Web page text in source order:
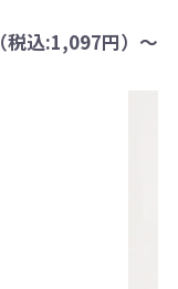
（税込:1,097円）～